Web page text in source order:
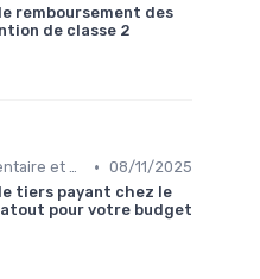
remboursement des
de classe 2
Couverture Dentaire et Optique • 08/11/2025
tiers payant chez le
pour votre budget